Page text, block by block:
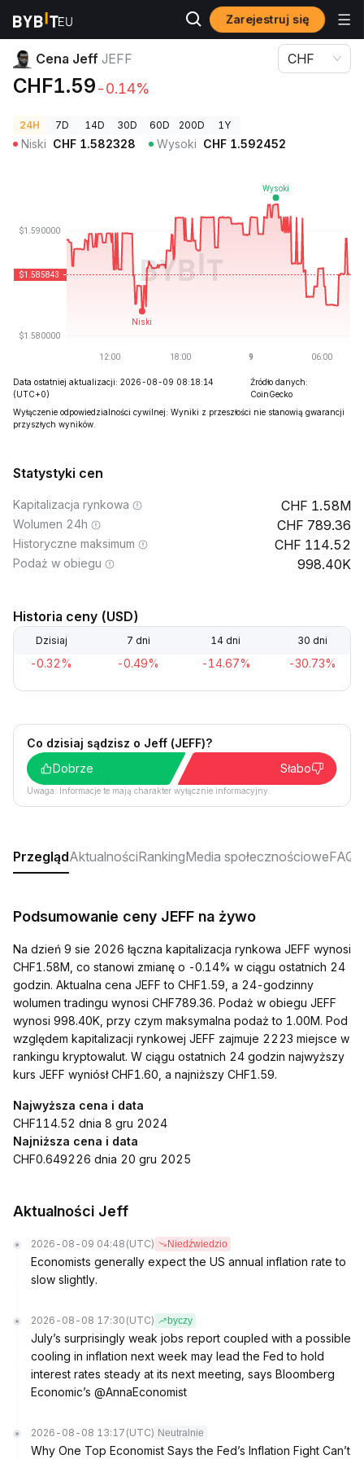
Zarejestruj się
Ceny kryptowalut
Cena Jeff JEFF
CHF1.59-0.14%
CHF
24H 7D 14D 30D 60D 200D 1Y
Niski CHF 1.582328 Wysoki CHF 1.592452
Data ostatniej aktualizacji: 2026-08-09 08:18:14
(UTC+0)
Źródło danych:
CoinGecko
Wyłączenie odpowiedzialności cywilnej: Wyniki z przeszłości nie stanowią gwarancji
przyszłych wyników.
Statystyki cen
Kapitalizacja rynkowa 1.58M
Wolumen 24h 789.36
Historyczne maksimum 114.52
Podaż w obiegu 998.40K
Historia ceny (USD)
Dzisiaj 7 dni 14 dni 30 dni
-0.32% -0.49% -14.67% -30.73%
Co dzisiaj sądzisz o Jeff (JEFF)?
Dobrze
Słabo
Uwaga: Informacje te mają charakter wyłącznie informacyjny.
PrzeglądAktualnościRankingMedia społecznościoweFAQ
Podsumowanie ceny JEFF na żywo
Na dzień 9 sie 2026 łączna kapitalizacja rynkowa JEFF wynosi
CHF1.58M, co stanowi zmianę o -0.14% w ciągu ostatnich 24
godzin. Aktualna cena JEFF to CHF1.59, a 24-godzinny
wolumen tradingu wynosi CHF789.36. Podaż w obiegu JEFF
wynosi 998.40K, przy czym maksymalna podaż to 1.00M. Pod
względem kapitalizacji rynkowej JEFF zajmuje 2223 miejsce w
rankingu kryptowalut. W ciągu ostatnich 24 godzin najwyższy
kurs JEFF wyniósł CHF1.60, a najniższy CHF1.59.
Najwyższa cena i data
CHF114.52 dnia 8 gru 2024
Najniższa cena i data
CHF0.649226 dnia 20 gru 2025
Aktualności Jeff
2026-08-09 04:48 (UTC) Niedźwiedzio
Economists generally expect the US annual inflation rate to
slow slightly.
2026-08-08 17:30 (UTC) byczy
July’s surprisingly weak jobs report coupled with a possible
cooling in inflation next week may lead the Fed to hold
interest rates steady at its next meeting, says Bloomberg
Economic’s @AnnaEconomist
2026-08-08 13:17 (UTC) Neutralnie
Why One Top Economist Says the Fed’s Inflation Fight Can’t